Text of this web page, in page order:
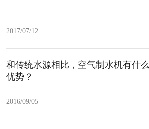
2017/07/12
和传统水源相比，空气制水机有什么
优势？
2016/09/05